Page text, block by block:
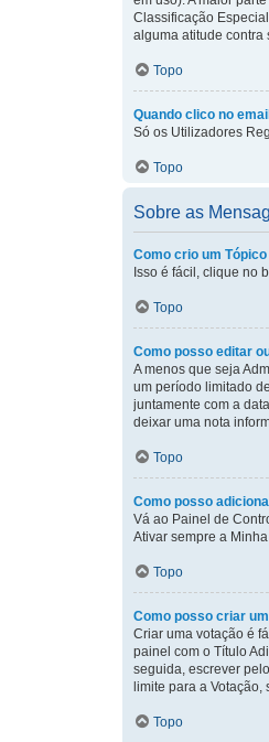
Classificação
alguma atitude contra
Topo
Quando clico no
Só os Utilizadores
Topo
Sobre as
Como crio um
Isso é fácil, clique no
Topo
Como posso editar
A menos que seja
um período limitado
juntamente com a
deixar uma nota
Topo
Como posso
Vá ao Painel de
Ativar sempre a
Topo
Como posso criar
Criar uma votação é
painel com o Título
seguida, escrever
limite para a
Topo